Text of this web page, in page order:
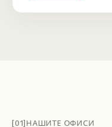
[01]НАШИТЕ ОФИСИ